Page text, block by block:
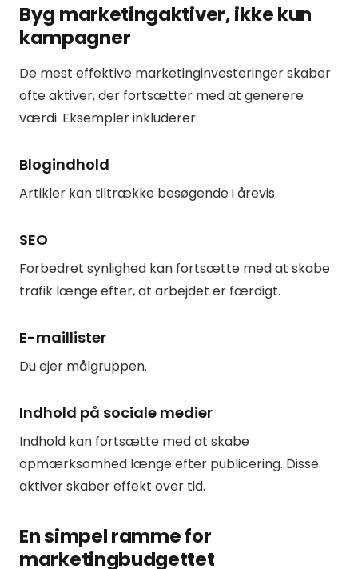
Byg marketingaktiver, ikke kun
kampagner
De mest effektive marketinginvesteringer skaber
ofte aktiver, der fortsætter med at generere
værdi. Eksempler inkluderer:
Blogindhold
Artikler kan tiltrække besøgende i årevis.
SEO
Forbedret synlighed kan fortsætte med at skabe
trafik længe efter, at arbejdet er færdigt.
E-maillister
Du ejer målgruppen.
Indhold på sociale medier
Indhold kan fortsætte med at skabe
opmærksomhed længe efter publicering. Disse
aktiver skaber effekt over tid.
En simpel ramme for
marketingbudgettet